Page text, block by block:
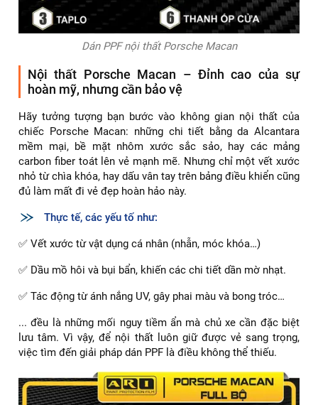
Dán PPF nội thất Porsche Macan
Nội thất Porsche Macan – Đỉnh cao của sự
hoàn mỹ, nhưng cần bảo vệ
Hãy tưởng tượng bạn bước vào không gian nội thất của
chiếc Porsche Macan: những chi tiết bằng da Alcantara
mềm mại, bề mặt nhôm xước sắc sảo, hay các mảng
carbon fiber toát lên vẻ mạnh mẽ. Nhưng chỉ một vết xước
nhỏ từ chìa khóa, hay dấu vân tay trên bảng điều khiển cũng
đủ làm mất đi vẻ đẹp hoàn hảo này.
Thực tế, các yếu tố như:
✅ Vết xước từ vật dụng cá nhân (nhẫn, móc khóa…)
✅ Dầu mồ hôi và bụi bẩn, khiến các chi tiết dần mờ nhạt.
✅ Tác động từ ánh nắng UV, gây phai màu và bong tróc…
... đều là những mối nguy tiềm ẩn mà chủ xe cần đặc biệt
lưu tâm. Vì vậy, để nội thất luôn giữ được vẻ sang trọng,
việc tìm đến giải pháp dán PPF là điều không thể thiếu.